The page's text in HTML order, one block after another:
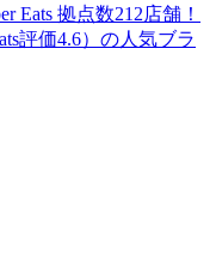
拠点数212店舗！
評価4.6）の人気ブラ